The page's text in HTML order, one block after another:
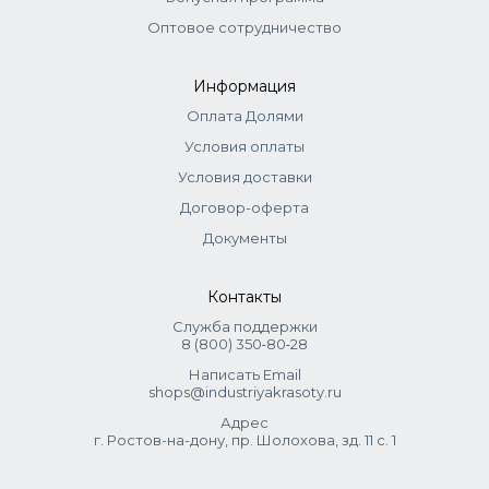
Оптовое сотрудничество
Информация
Оплата Долями
Условия оплаты
Условия доставки
Договор-оферта
Документы
Контакты
Служба поддержки
8 (800) 350‑80‑28
Написать Email
shops@industriyakrasoty.ru
Адрес
г. Ростов-на-дону, пр. Шолохова, зд. 11 с. 1